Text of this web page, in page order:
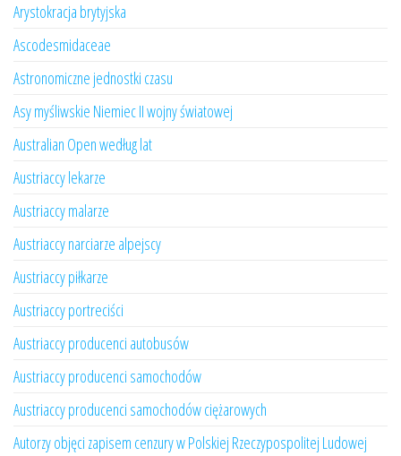
Arystokracja brytyjska
Ascodesmidaceae
Astronomiczne jednostki czasu
Asy myśliwskie Niemiec II wojny światowej
Australian Open według lat
Austriaccy lekarze
Austriaccy malarze
Austriaccy narciarze alpejscy
Austriaccy piłkarze
Austriaccy portreciści
Austriaccy producenci autobusów
Austriaccy producenci samochodów
Austriaccy producenci samochodów ciężarowych
Autorzy objęci zapisem cenzury w Polskiej Rzeczypospolitej Ludowej